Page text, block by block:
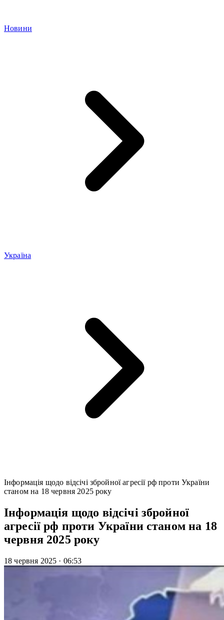
Новини
Україна
Інформація щодо відсічі збройної агресії рф проти України
станом на 18 червня 2025 року
Інформація щодо відсічі збройної
агресії рф проти України станом на 18
червня 2025 року
18 червня 2025 · 06:53